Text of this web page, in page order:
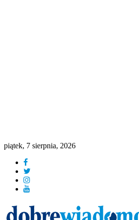
piątek, 7 sierpnia, 2026